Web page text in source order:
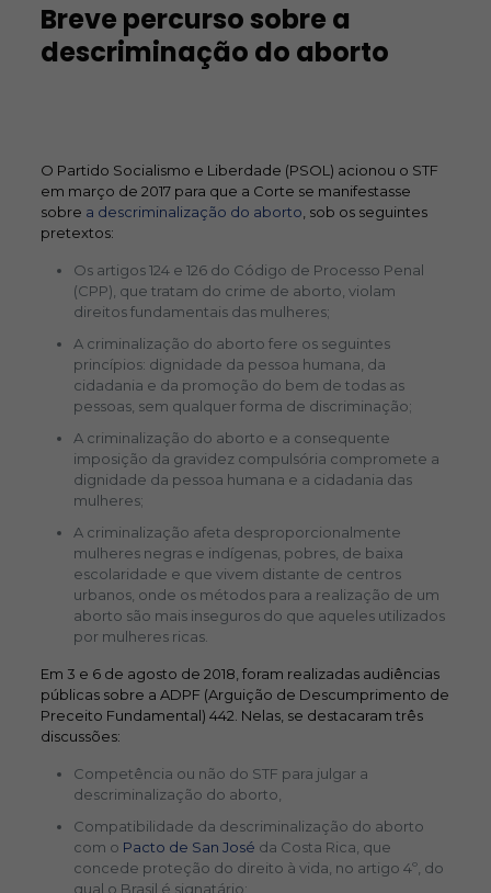
Breve percurso sobre a
descriminação do aborto
O Partido Socialismo e Liberdade (PSOL) acionou o STF
em março de 2017 para que a Corte se manifestasse
sobre a descriminalização do aborto , sob os seguintes
pretextos:
Os artigos 124 e 126 do Código de Processo Penal
(CPP), que tratam do crime de aborto, violam
direitos fundamentais das mulheres;
A criminalização do aborto fere os seguintes
princípios: dignidade da pessoa humana, da
cidadania e da promoção do bem de todas as
pessoas, sem qualquer forma de discriminação;
A criminalização do aborto e a consequente
imposição da gravidez compulsória compromete a
dignidade da pessoa humana e a cidadania das
mulheres;
A criminalização afeta desproporcionalmente
mulheres negras e indígenas, pobres, de baixa
escolaridade e que vivem distante de centros
urbanos, onde os métodos para a realização de um
aborto são mais inseguros do que aqueles utilizados
por mulheres ricas.
Em 3 e 6 de agosto de 2018, foram realizadas audiências
públicas sobre a ADPF (Arguição de Descumprimento de
Preceito Fundamental) 442. Nelas, se destacaram três
discussões:
Competência ou não do STF para julgar a
descriminalização do aborto,
Compatibilidade da descriminalização do aborto
com o Pacto de San José da Costa Rica, que
concede proteção do direito à vida, no artigo 4º, do
qual o Brasil é signatário;